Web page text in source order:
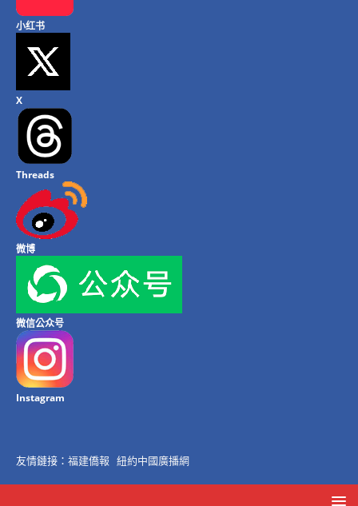
小红书
X
Threads
微博
微信公众号
Instagram
友情鏈接： 福建僑報 紐約中國廣播網